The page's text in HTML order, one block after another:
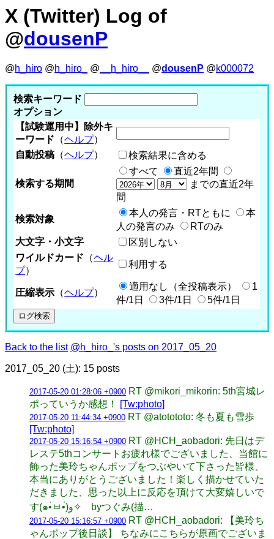
X (Twitter) Log of
@dousenP
@h_hiro @h_hiro_ @ __h_hiro__ @dousenP @k000072
検索キーワード
オプション
【試験運用中】除外キ
ーワード （ヘルプ）
自動投稿 （ヘルプ） 検索結果に含める
検索する期間
すべて
直近2年間
までの直近2年
間
検索対象
本人の発言・RTともに
本
人の発言のみ
RTのみ
大文字・小文字
区別しない
ワイルドカード （ヘル
プ）
利用する
圧縮表示 （ヘルプ）
適用なし（全投稿表示）
1
件/1日
3件/1日 5件/1日
Back to the list @h_hiro_'s posts on 2017_05_20
2017_05_20 (土): 15 posts
2017-05-20 01:28:06 +0900 RT @mikori_mikorin: 5th宮城レ
ポっていうか感想！
[Tw:photo]
2017-05-20 11:44:34 +0900 RT @atotototo: 冬も夏も雪歩
[Tw:photo]
2017-05-20 15:16:54 +0900 RT @HCH_aobadori: 先日はデ
レステ5thコンサートお疲れ様でございました、当館に
飾った美玲ちゃんポップをつぶやいて下さった皆様、
本当にありがとうございました！楽しく描かせていた
だきました、思った以上に反応を頂けて大変嬉しいで
す(๑•̀ㅂ•́)و✧ byつぐみ(描…
2017-05-20 15:16:57 +0900 RT @HCH_aobadori: 【美玲ち
ゃんポップ後日談】 ちなみにこちらが原画でございま